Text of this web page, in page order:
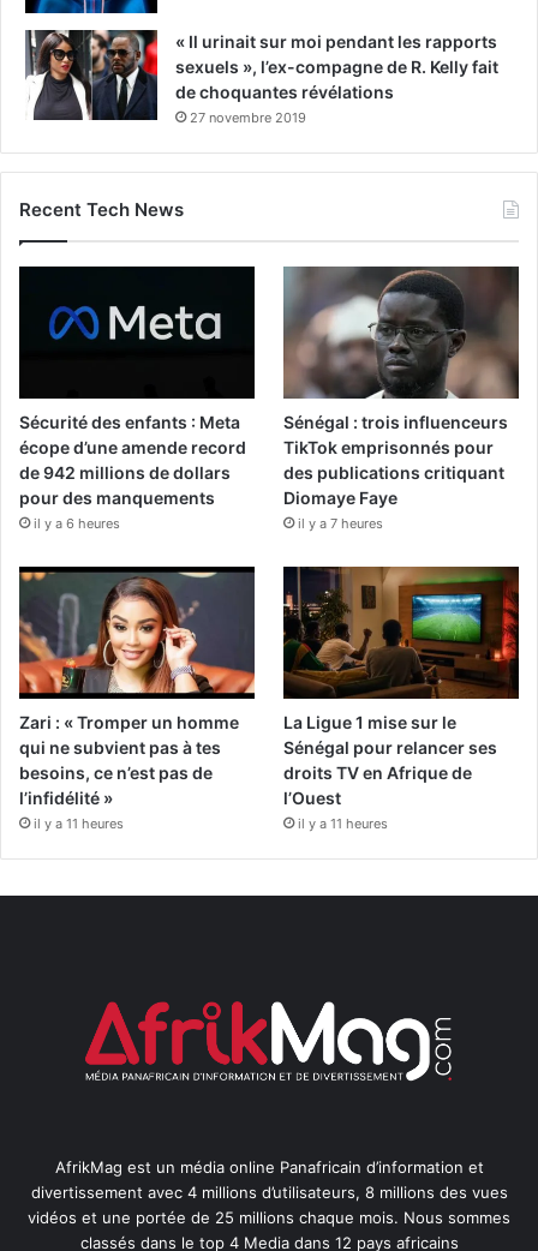
« Il urinait sur moi pendant les rapports
sexuels », l’ex-compagne de R. Kelly fait
de choquantes révélations
27 novembre 2019
Recent Tech News
Sécurité des enfants : Meta
écope d’une amende record
de 942 millions de dollars
pour des manquements
il y a 6 heures
Sénégal : trois influenceurs
TikTok emprisonnés pour
des publications critiquant
Diomaye Faye
il y a 7 heures
Zari : « Tromper un homme
qui ne subvient pas à tes
besoins, ce n’est pas de
l’infidélité »
il y a 11 heures
La Ligue 1 mise sur le
Sénégal pour relancer ses
droits TV en Afrique de
l’Ouest
il y a 11 heures
AfrikMag est un média online Panafricain d’information et
divertissement avec 4 millions d’utilisateurs, 8 millions des vues
vidéos et une portée de 25 millions chaque mois. Nous sommes
classés dans le top 4 Media dans 12 pays africains